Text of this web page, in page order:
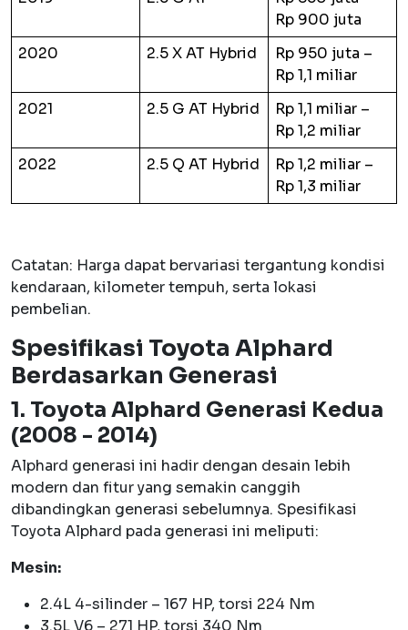
Rp 900 juta
2020
2.5 X AT Hybrid
Rp 950 juta –
Rp 1,1 miliar
2021
2.5 G AT Hybrid
Rp 1,1 miliar –
Rp 1,2 miliar
2022
2.5 Q AT Hybrid
Rp 1,2 miliar –
Rp 1,3 miliar
Catatan: Harga dapat bervariasi tergantung kondisi
kendaraan, kilometer tempuh, serta lokasi
pembelian.
Spesifikasi Toyota Alphard
Berdasarkan Generasi
1. Toyota Alphard Generasi Kedua
(2008 - 2014)
Alphard generasi ini hadir dengan desain lebih
modern dan fitur yang semakin canggih
dibandingkan generasi sebelumnya. Spesifikasi
Toyota Alphard pada generasi ini meliputi:
Mesin:
2.4L 4-silinder – 167 HP, torsi 224 Nm
3.5L V6 – 271 HP, torsi 340 Nm